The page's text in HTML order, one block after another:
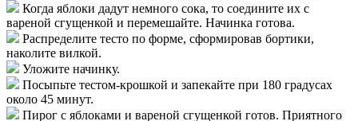
Когда яблоки дадут немного сока, то соедините их с
вареной сгущенкой и перемешайте. Начинка готова.
Распределите тесто по форме, сформировав бортики,
наколите вилкой.
Уложите начинку.
Посыпьте тестом-крошкой и запекайте при 180 градусах
около 45 минут.
Пирог с яблоками и вареной сгущенкой готов. Приятного